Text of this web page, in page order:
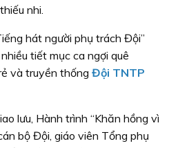
nhi.
hát người phụ trách Đội”
tiết mục ca ngợi quê
và truyền thống Đội TNTP
lưu, Hành trình “Khăn hồng vì
bộ Đội, giáo viên Tổng phụ